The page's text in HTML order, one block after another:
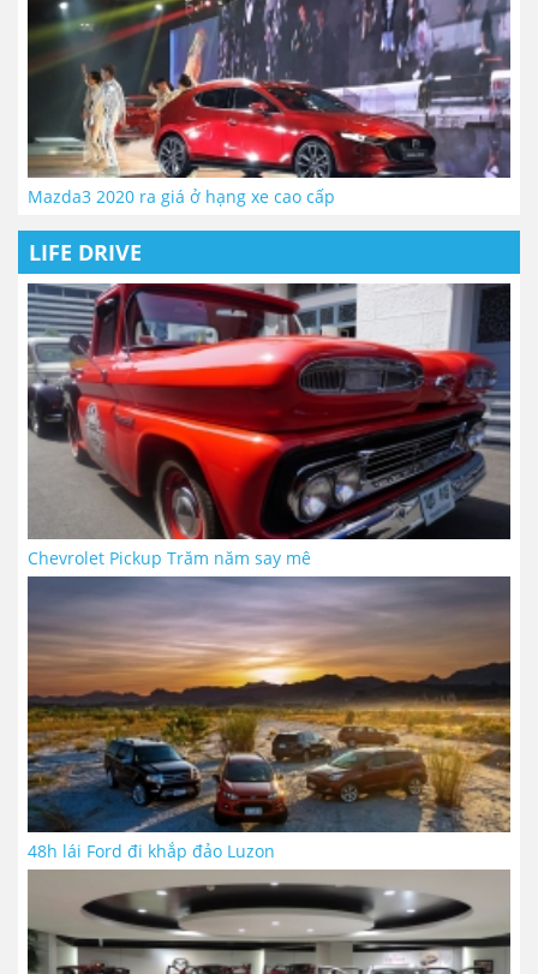
Mazda3 2020 ra giá ở hạng xe cao cấp
LIFE DRIVE
Chevrolet Pickup Trăm năm say mê
48h lái Ford đi khắp đảo Luzon